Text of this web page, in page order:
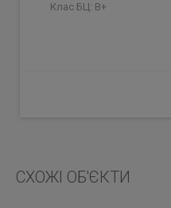
Клас БЦ: B+
СХОЖІ ОБ'ЄКТИ